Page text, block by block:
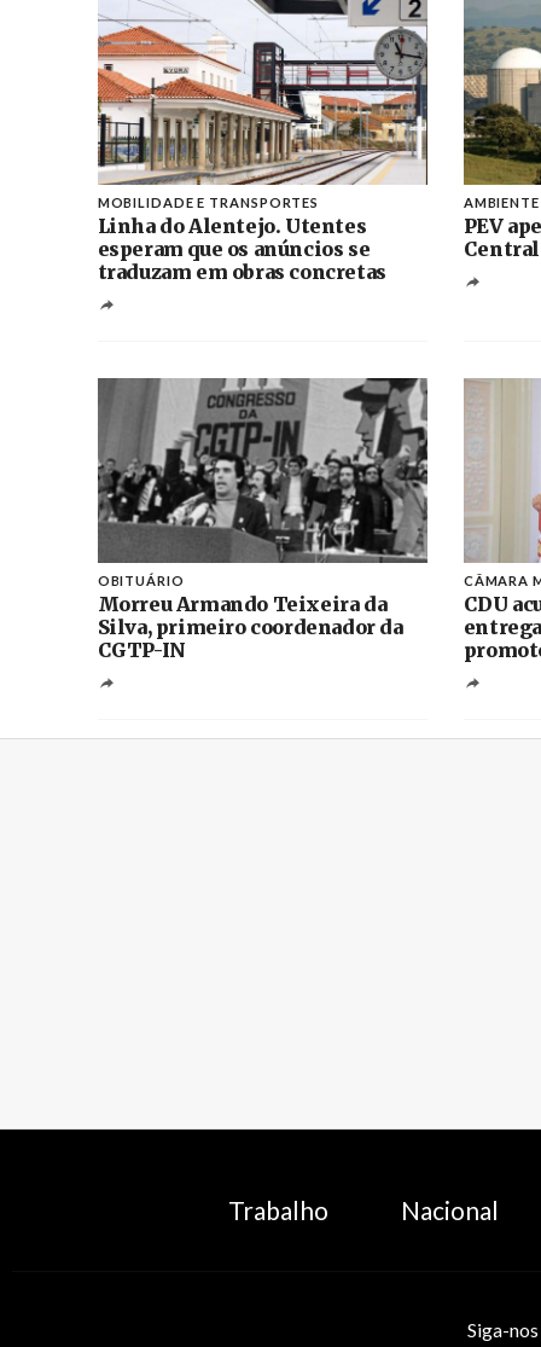
MOBILIDADE E TRANSPORTES
Linha do Alentejo. Utentes
esperam que os anúncios se
traduzam em obras concretas
AMBIENTE
PEV
OBITUÁRIO
Morreu Armando Teixeira da
Silva, primeiro coordenador da
CGTP-IN
CÂMARA
CDU
Trabalho Nacional
Siga-nos